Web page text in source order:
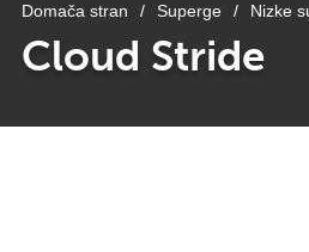
Domača stran / Superge / Nizke
Cloud Stride